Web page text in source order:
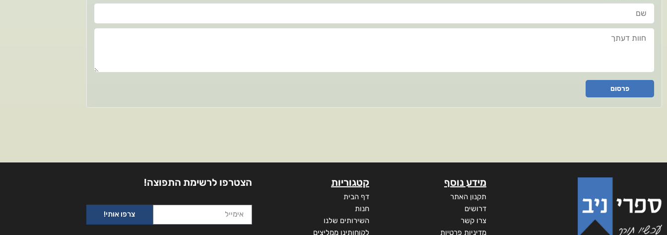
שם
חוות דעתך
פרסום
מידע נוסף
תקנון האתר
דרושים
צרו קשר
מדיניות פרטיות
קטגוריות
דף הבית
חנות
השירותים שלנו
לקוחותינו ממליצים
הצטרפו לרשימת התפוצה!
צרפו אותי!